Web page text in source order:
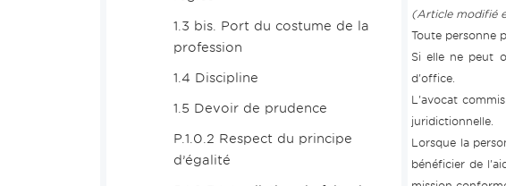
1.3 bis. Port du costume de la
profession
1.4 Discipline
1.5 Devoir de prudence
P.1.0.2 Respect du principe
d’égalité
(Article modifié
Toute personne
Si elle ne peut
d'office.
L'avocat
juridictionnelle.
Lorsque la
bénéficier de